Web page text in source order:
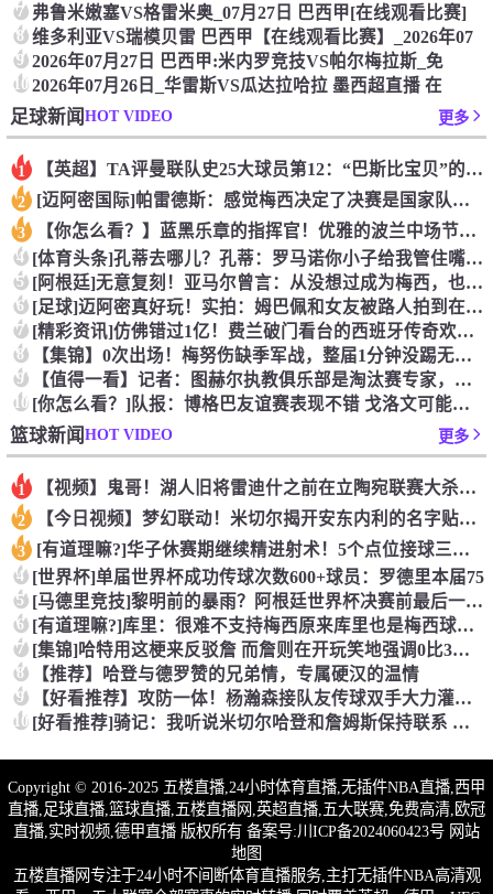
7 弗鲁米嫩塞VS格雷米奥_07月27日 巴西甲[在线观看比赛]
8 维多利亚VS瑞模贝雷 巴西甲【在线观看比赛】_2026年07
9 2026年07月27日 巴西甲:米内罗竞技VS帕尔梅拉斯_免
102026年07月26日_华雷斯VS瓜达拉哈拉 墨西超直播 在
足球新闻HOT VIDEO 更多
1 【英超】TA评曼联队史25大球员第12：“巴斯比宝贝”的绝佳
2 [迈阿密国际]帕雷德斯：感觉梅西决定了决赛是国家队最后一战，
3 【你怎么看？】蓝黑乐章的指挥官！优雅的波兰中场节拍器！
4 [体育头条]孔蒂去哪儿？孔蒂：罗马诺你小子给我管住嘴哈！
5 [阿根廷]无意复刻！亚马尔曾言：从没想过成为梅西，也不会穿他
6 [足球]迈阿密真好玩！实拍：姆巴佩和女友被路人拍到在夜店狂欢
7 [精彩资讯]仿佛错过1亿！费兰破门看台的西班牙传奇欢呼，拉莫
8 【集锦】0次出场！梅努伤缺季军战，整届1分钟没踢无缘世界杯首
9 【值得一看】记者：图赫尔执教俱乐部是淘汰赛专家，但在真正压力
10 [你怎么看？]队报：博格巴友谊赛表现不错 戈洛文可能加盟沙特
篮球新闻HOT VIDEO 更多
1 【视频】鬼哥！湖人旧将雷迪什之前在立陶宛联赛大杀四方
2 【今日视频】梦幻联动！米切尔揭开安东内利的名字贴纸！
3 [有道理嘛?]华子休赛期继续精进射术！5个点位接球三分全部命
4 [世界杯]单届世界杯成功传球次数600+球员：罗德里本届75
5 [马德里竞技]黎明前的暴雨？阿根廷世界杯决赛前最后一堂训练课
6 [有道理嘛?]库里：很难不支持梅西原来库里也是梅西球迷！
7 [集锦]哈特用这梗来反驳詹 而詹则在开玩笑地强调0比3和1比
8 【推荐】哈登与德罗赞的兄弟情，专属硬汉的温情
9 【好看推荐】攻防一体！杨瀚森接队友传球双手大力灌篮&防守端再
10 [好看推荐]骑记：我听说米切尔哈登和詹姆斯保持联系 但招募不
Copyright © 2016-2025 五楼直播,24小时体育直播,无插件NBA直播,西甲
直播,足球直播,篮球直播,五楼直播网,英超直播,五大联赛,免费高清,欧冠
直播,实时视频,德甲直播 版权所有 备案号:川ICP备2024060423号 网站
地图
五楼直播网专注于24小时不间断体育直播服务,主打无插件NBA高清观